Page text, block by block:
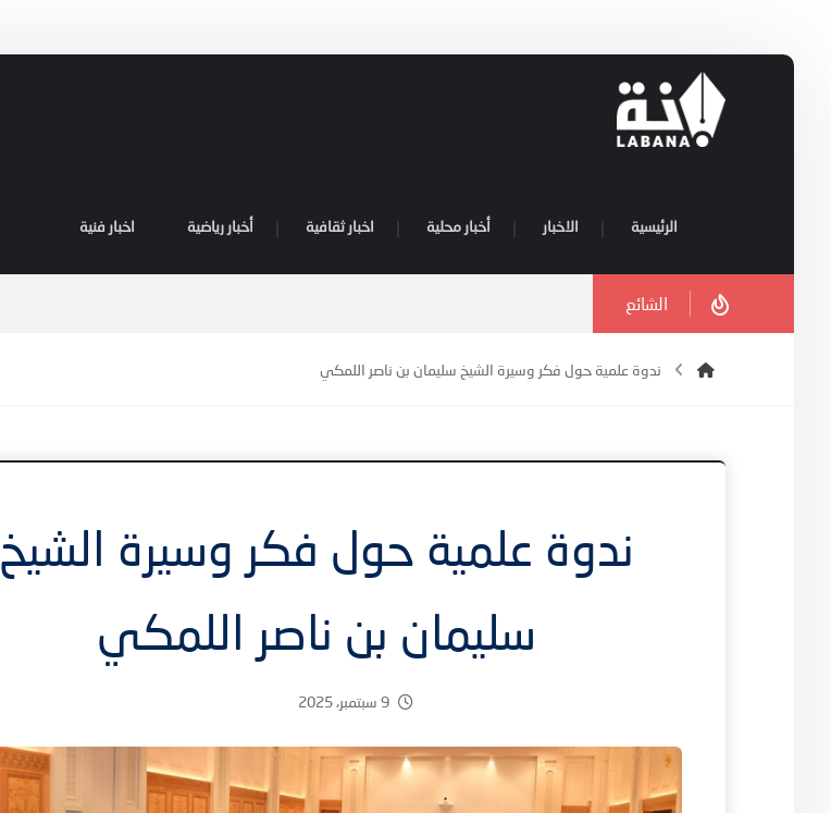
الرئيسية الاخبار أخبار محلية اخبار ثقافية أخبار رياضية اخبار فنية
الشائع
ندوة علمية حول فكر وسيرة الشيخ سليمان بن ناصر اللمكي
ندوة علمية حول فكر وسيرة الشيخ
سليمان بن ناصر اللمكي
9 سبتمبر، 2025